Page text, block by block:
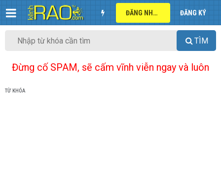
ĐĂNG NHẬP ĐĂNG KÝ
TÌM
Đừng cố SPAM, sẽ cấm vĩnh viễn ngay và luôn
TỪ KHÓA